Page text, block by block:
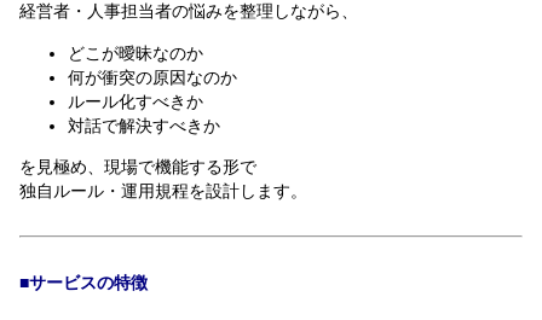
経営者・人事担当者の悩みを整理しながら、
どこが曖昧なのか
何が衝突の原因なのか
ルール化すべきか
対話で解決すべきか
を見極め、現場で機能する形で
独自ルール・運用規程を設計します。
■サービスの特徴